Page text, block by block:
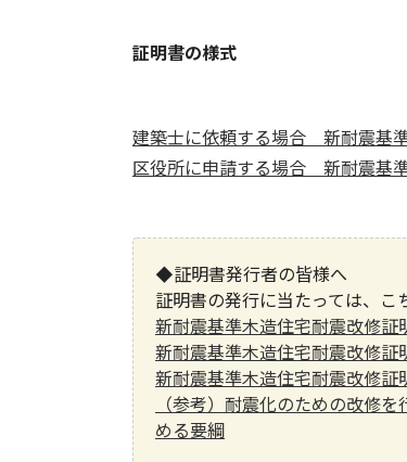
証明書の様式
建築士に依頼する場合 新耐震基
区役所に申請する場合 新耐震基
◆証明書発行者の皆様へ
証明書の発行に当たっては、こ
新耐震基準木造住宅耐震改修証
新耐震基準木造住宅耐震改修証
新耐震基準木造住宅耐震改修証
（参考）耐震化のための改修
める要綱